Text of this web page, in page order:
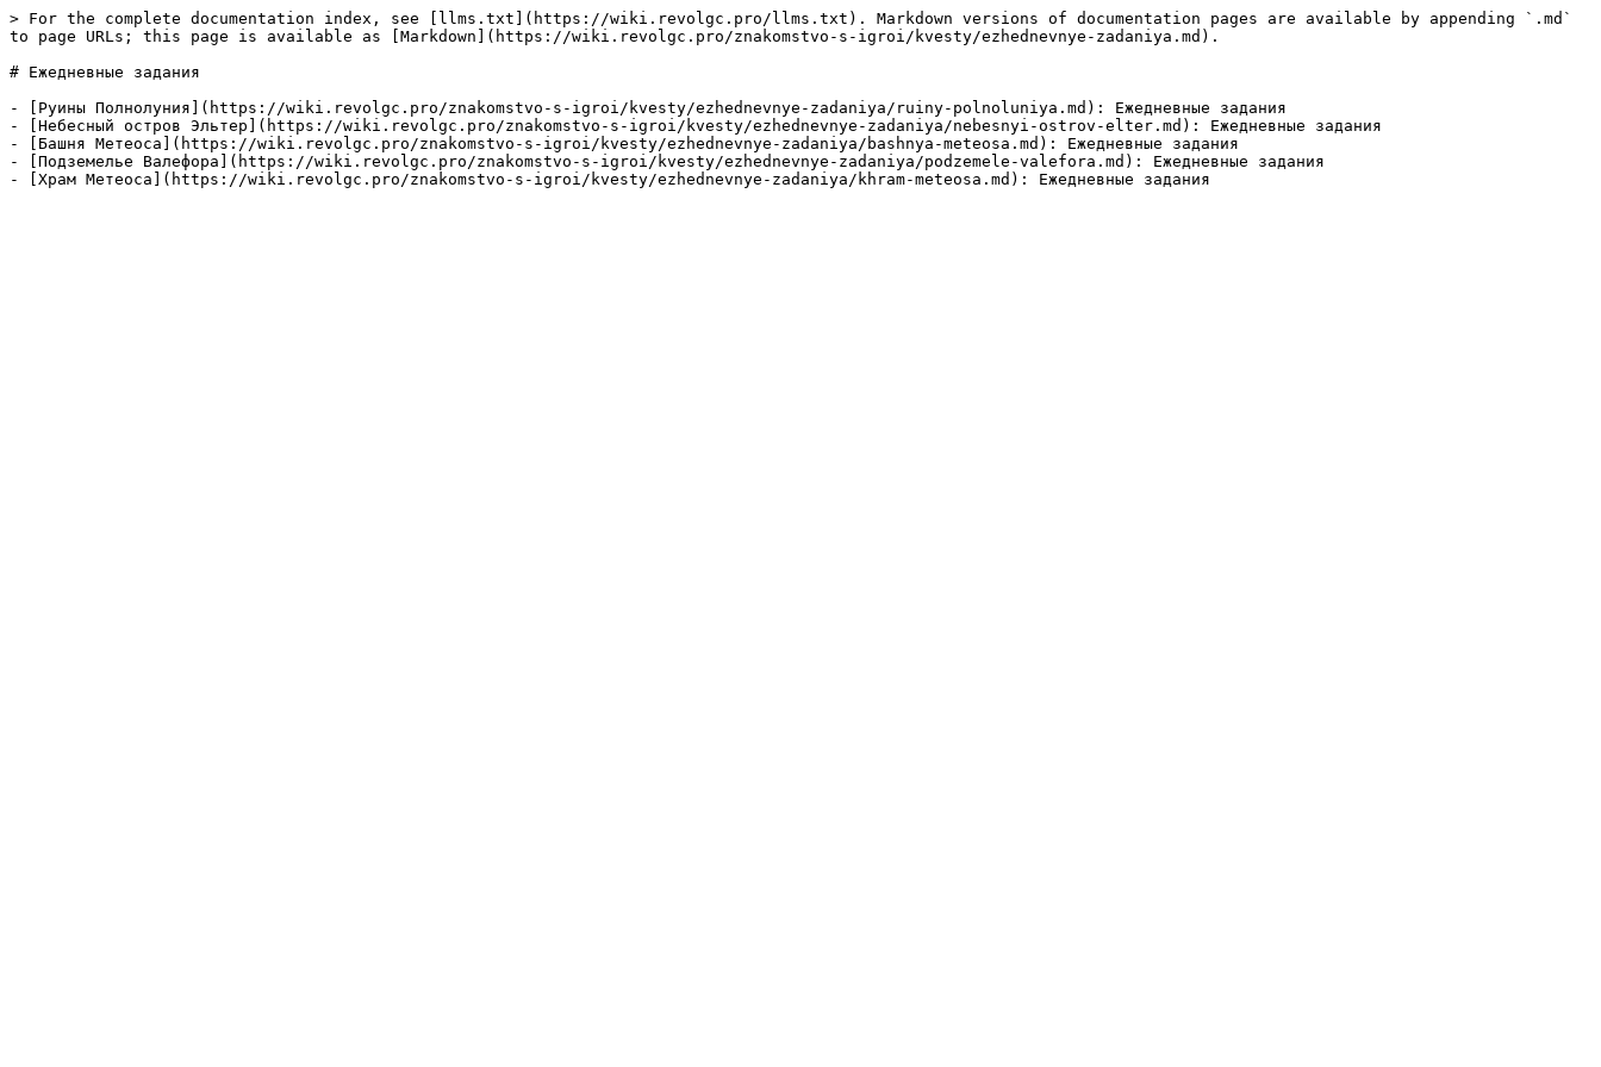
> For the complete documentation index, see [llms.txt](https://wiki.revolgc.pro/llms.txt). Markdown versions of documentation pages are available by appending `.md`
to page URLs; this page is available as [Markdown](https://wiki.revolgc.pro/znakomstvo-s-igroi/kvesty/ezhednevnye-zadaniya.md).
# Ежедневные задания
- [Руины Полнолуния](https://wiki.revolgc.pro/znakomstvo-s-igroi/kvesty/ezhednevnye-zadaniya/ruiny-polnoluniya.md): Ежедневные задания
- [Небесный остров Эльтер](https://wiki.revolgc.pro/znakomstvo-s-igroi/kvesty/ezhednevnye-zadaniya/nebesnyi-ostrov-elter.md): Ежедневные задания
- [Башня Метеоса](https://wiki.revolgc.pro/znakomstvo-s-igroi/kvesty/ezhednevnye-zadaniya/bashnya-meteosa.md): Ежедневные задания
- [Подземелье Валефора](https://wiki.revolgc.pro/znakomstvo-s-igroi/kvesty/ezhednevnye-zadaniya/podzemele-valefora.md): Ежедневные задания